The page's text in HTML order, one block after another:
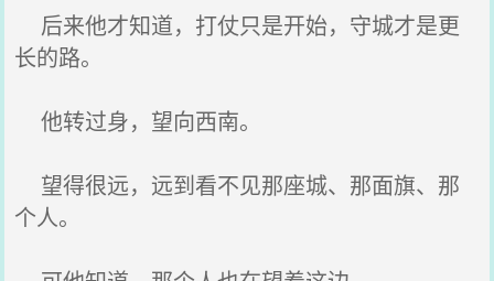
后来他才知道，打仗只是开始，守城才是更
长的路。
他转过身，望向西南。
望得很远，远到看不见那座城、那面旗、那
个人。